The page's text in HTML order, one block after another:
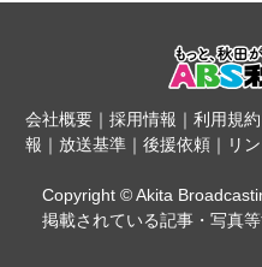
会社概要｜ 採用情報 ｜ 利用規約
報 ｜ 放送基準 ｜ 後援依頼 ｜ リ
Copyright © Akita
掲載されている記事・写真